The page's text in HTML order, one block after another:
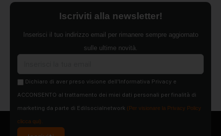
Iscriviti alla newsletter!
Inserisci il tuo indirizzo email per rimanere sempre aggiornato
sulle ultime novità.
Dichiaro di aver preso visione dell'Informativa Privacy e
ACCONSENTO al trattamento dei miei dati personali per finalità di
marketing da parte di Edilsocialnetwork (Per visionare la Privacy Policy
clicca qui).